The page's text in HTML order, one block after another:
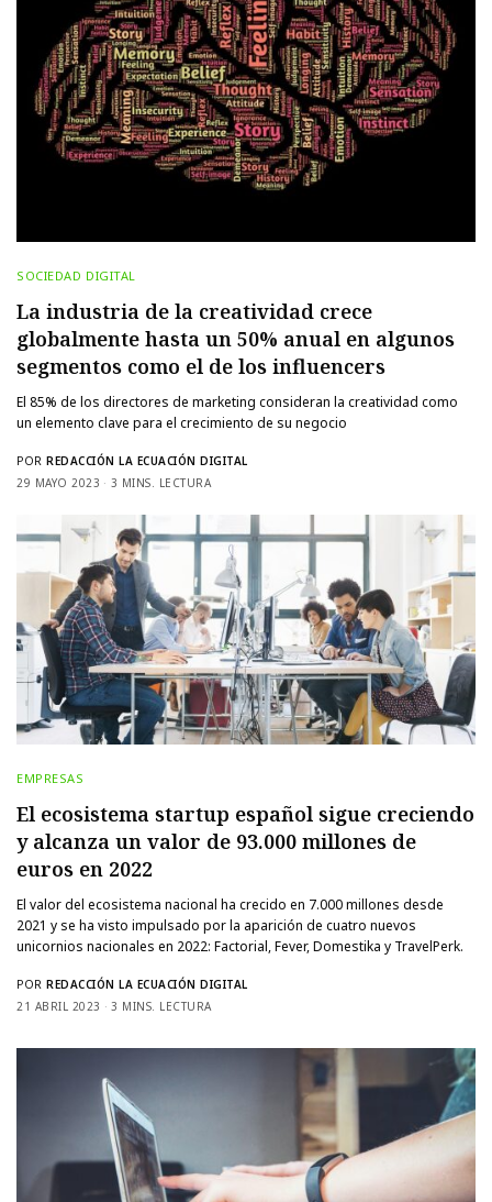
SOCIEDAD DIGITAL
La industria de la creatividad crece
globalmente hasta un 50% anual en algunos
segmentos como el de los influencers
El 85% de los directores de marketing consideran la creatividad como
un elemento clave para el crecimiento de su negocio
POR REDACCIÓN LA ECUACIÓN DIGITAL
29 MAYO 2023
3 MINS. LECTURA
EMPRESAS
El ecosistema startup español sigue creciendo
y alcanza un valor de 93.000 millones de
euros en 2022
El valor del ecosistema nacional ha crecido en 7.000 millones desde
2021 y se ha visto impulsado por la aparición de cuatro nuevos
unicornios nacionales en 2022: Factorial, Fever, Domestika y TravelPerk.
POR REDACCIÓN LA ECUACIÓN DIGITAL
21 ABRIL 2023
3 MINS. LECTURA